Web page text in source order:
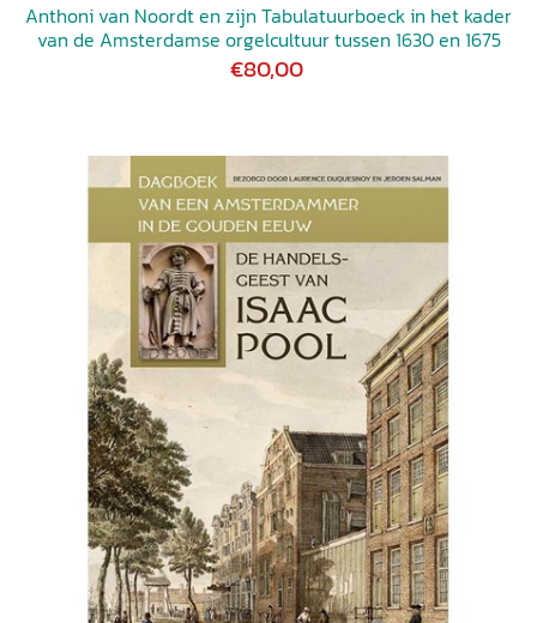
Anthoni van Noordt en zijn Tabulatuurboeck in het kader
van de Amsterdamse orgelcultuur tussen 1630 en 1675
€80,00